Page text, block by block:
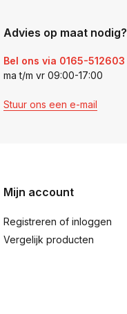
Advies op maat nodig?
Bel ons via 0165-512603
ma t/m vr 09:00-17:00
Stuur ons een e-mail
Mijn account
Registreren of inloggen
Vergelijk producten